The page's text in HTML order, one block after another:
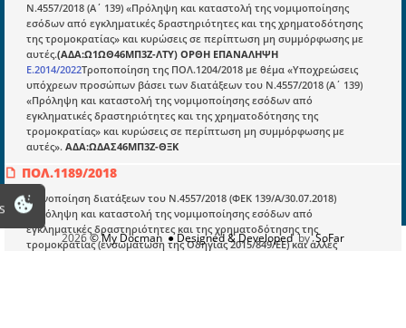
Ν.4557/2018 (Α΄ 139) «Πρόληψη και καταστολή της νομιμοποίησης
εσόδων από εγκληματικές δραστηριότητες και της χρηματοδότησης
της τρομοκρατίας» και κυρώσεις σε περίπτωση μη συμμόρφωσης με
αυτές.(ΑΔΑ:Ω1ΩΘ46ΜΠ3Ζ-ΛΤΥ) ΟΡΘΗ ΕΠΑΝΑΛΗΨΗ
Ε.2014/2022Τροποποίηση της ΠΟΛ.1204/2018 με θέμα «Υποχρεώσεις
υπόχρεων προσώπων βάσει των διατάξεων του Ν.4557/2018 (Α΄ 139)
«Πρόληψη και καταστολή της νομιμοποίησης εσόδων από
εγκληματικές δραστηριότητες και της χρηματοδότησης της
τρομοκρατίας» και κυρώσεις σε περίπτωση μη συμμόρφωσης με
αυτές». ΑΔΑ:ΩΔΑΣ46ΜΠ3Ζ-ΘΞΚ
ΠΟΛ.1189/2018
Κοινοποίηση διατάξεων του Ν.4557/2018 (ΦΕΚ 139/Α/30.07.2018)
«Πρόληψη και καταστολή της νομιμοποίησης εσόδων από
εγκληματικές δραστηριότητες και της χρηματοδότησης της
τρομοκρατίας (ενσωμάτωση της Οδηγίας 2015/849/ΕΕ) και άλλες
Είσοδος
Εγγραφή
Οδηγίες Εγγραφής
Βοηθός Αναζήτησης
Οροι χρησης ιστοτοπου
2026© My Docman ● Designed & DevelopedbySoFar